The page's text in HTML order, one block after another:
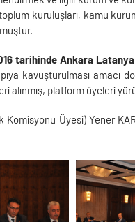
kuruluşları, kamu
tarihinde Ankara Latanya
kavuşturulması amacı
alınmış, platform üyeleri
Üyesi) Yener